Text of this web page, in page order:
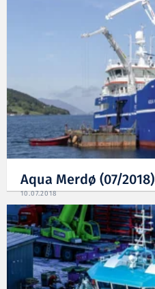
Aqua Merdø (07/2018)
10.07.2018